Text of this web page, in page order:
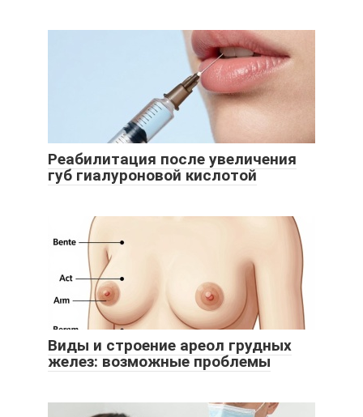
Реабилитация после увеличения
губ гиалуроновой кислотой
Виды и строение ареол грудных
желез: возможные проблемы